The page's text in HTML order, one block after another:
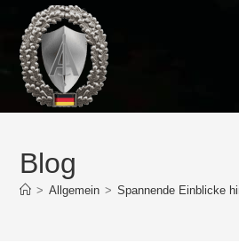
Inhalt
springen
Blog
> Allgemein > Spannende Einblicke